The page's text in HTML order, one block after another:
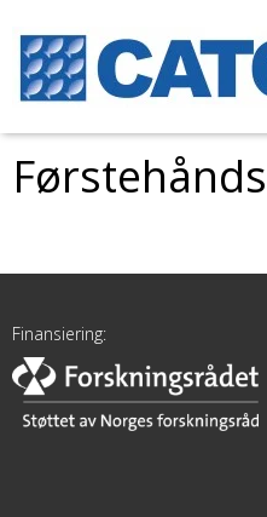
Finansiering: